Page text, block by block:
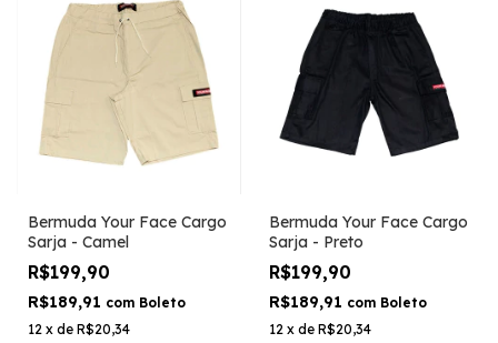
Bermuda Your Face Cargo
Sarja - Camel
R$199,90
R$189,91 com Boleto
12 x de R$20,34
Bermuda Your Face Cargo
Sarja - Preto
R$199,90
R$189,91 com Boleto
12 x de R$20,34